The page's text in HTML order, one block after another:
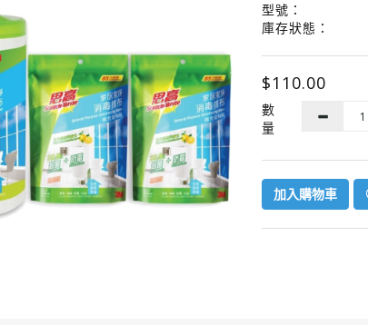
型號：
庫存狀態：
$110.00
數
量
加入購物車